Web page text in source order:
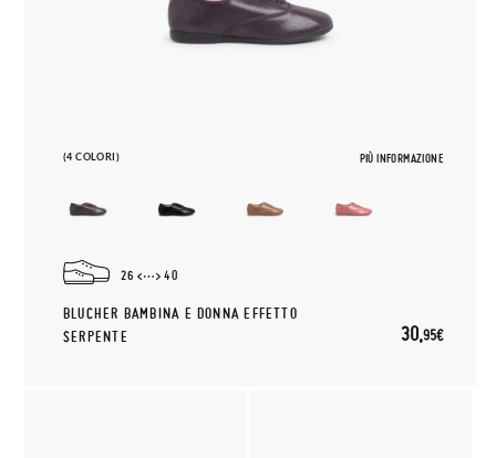
(4 COLORI) PIÙ INFORMAZIONE
26 40
BLUCHER BAMBINA E DONNA EFFETTO
SERPENTE
30,95€